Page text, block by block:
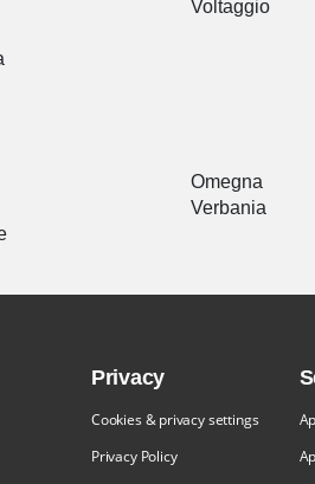
Voltaggio
Omegna
Verbania
Privacy
Cookies & privacy settings
Privacy Policy